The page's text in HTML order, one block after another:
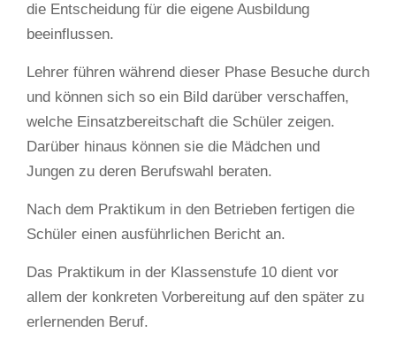
die Entscheidung für die eigene Ausbildung
beeinflussen.
Lehrer führen während dieser Phase Besuche durch
und können sich so ein Bild darüber verschaffen,
welche Einsatzbereitschaft die Schüler zeigen.
Darüber hinaus können sie die Mädchen und
Jungen zu deren Berufswahl beraten.
Nach dem Praktikum in den Betrieben fertigen die
Schüler einen ausführlichen Bericht an.
Das Praktikum in der Klassenstufe 10 dient vor
allem der konkreten Vorbereitung auf den später zu
erlernenden Beruf.